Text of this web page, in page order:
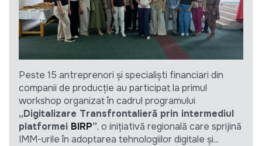
Peste 15 antreprenori și specialiști financiari din
companii de producție au participat la primul
workshop organizat în cadrul programului
„Digitalizare Transfrontalieră prin intermediul
platformei BIRP”, o inițiativă regională care sprijină
IMM-urile în adoptarea tehnologiilor digitale și...